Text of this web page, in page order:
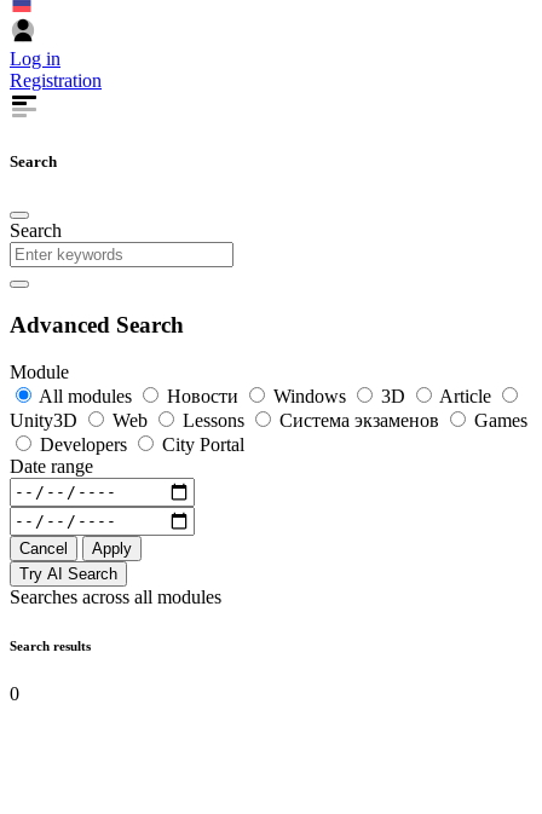
Log in
Registration
Search
Search
Advanced Search
Module
All modules
Новости Windows 3D
Article
Unity3D
Web Lessons Система экзаменов
Games
Developers
City Portal
Date range
Cancel
Apply
Try AI Search
Searches across all modules
Search results
0